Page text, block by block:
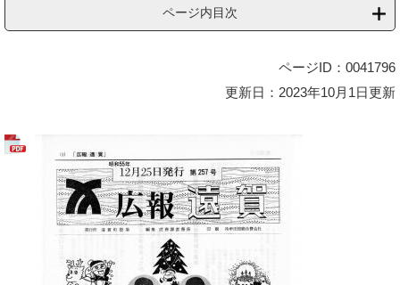
ページ内目次
ページID：0041796
更新日：2023年10月1日更新